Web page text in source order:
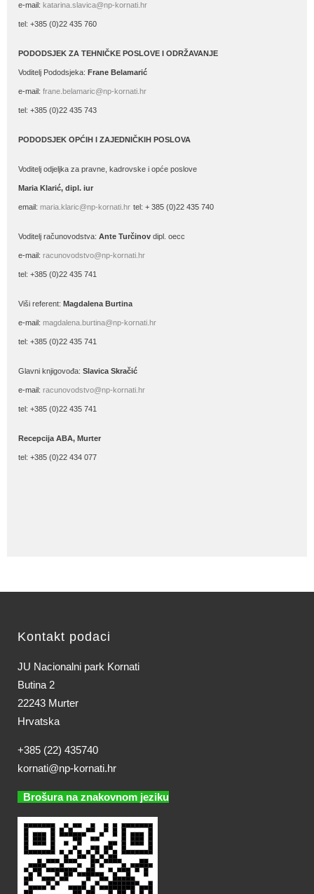
e-mail: katarina.slavica@np-kornati.hr
tel: +385 (0)22 435 760
PODODSJEK ZA TEHNIČKE POSLOVE I ODRŽAVANJE
Voditelj Pododsjeka: Frane Belamarić
e-mail: frane.belamaric@np-kornati.hr
tel: +385 (0)22 435 743
PODODSJEK OPĆIH I ZAJEDNIČKIH POSLOVA
Voditelj odjeljka za pravne, kadrovske i opće poslove
Maria Klarić, dipl. iur
email: maria.klaric@np-kornati.hr tel: + 385 (0)22 435 740
Voditelj računovodstva: Ante Turčinov dipl. oecc
e-mail: racunovodstvo@np-kornati.hr
tel: +385 (0)22 435 741
Viši referent: Magdalena Burtina
e-mail: magdalena.burtina@np-kornati.hr
tel: +385 (0)22 435 741
Glavni knjigovođa: Slavica Skračić
e-mail: racunovodstvo@np-kornati.hr
tel: +385 (0)22 435 741
Recepcija ABA, Murter
tel: +385 (0)22 434 077
Kontakt podaci
JU Nacionalni park Kornati
Butina 2
22243 Murter
Hrvatska
+385 (22) 435740
kornati@np-kornati.hr
Brošura na znakovnom jeziku